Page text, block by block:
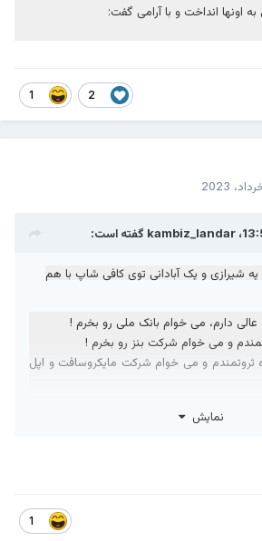
اونها انداخت و با آرامی گفت:
2
kambiz_landarگفته است:
یه شیرازی و یک آبادانی توی کافی شاپ با هم
دارم، می خوام بانک ملی رو بخرم !
و می خوام شرکت بنز رو بخرم !
ثروتمندم و می خوام شرکت مایکروسافت و اپل
نمایش